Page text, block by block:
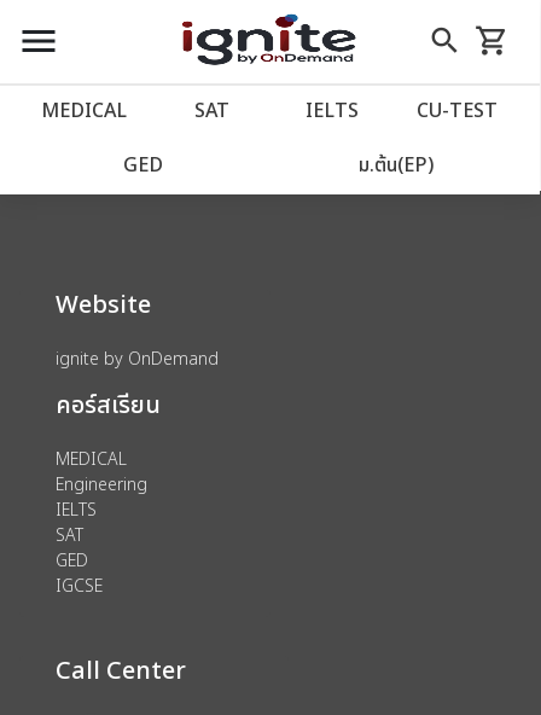
close
account_balance หน้าแรก
เว็บไซต์อิกไนท์
import_contacts วางแผนการเรียน
account_circle เข้าสู่ระบบ
assignment ลงทะเบียน
menu search
Skip
to
shopping_cart
รถเข็น
MEDICAL SAT IELTS CU‑TEST
GED ม.ต้น(EP)
We could not find anything for 80002039
Website
ignite by OnDemand
คอร์สเรียน
MEDICAL
Engineering
IELTS
SAT
GED
IGCSE
Call Center